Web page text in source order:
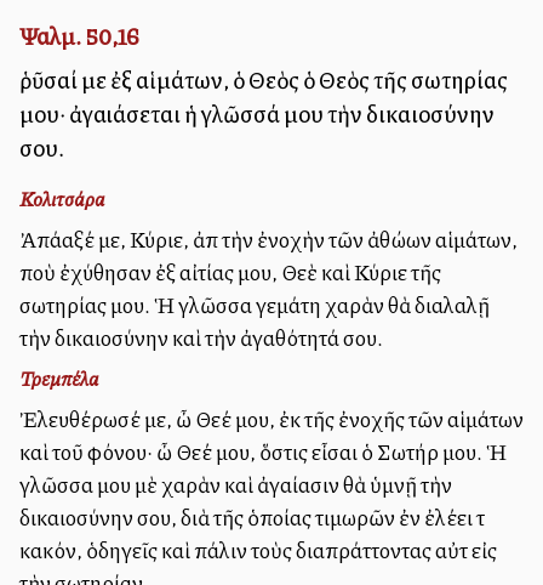
Ψαλμ. 50,16
ῥῦσαί με ἐξ αἱμάτων, ὁ Θεὸς ὁ Θεὸς τῆς σωτηρίας
μου· ἀγαλλιάσεται ἡ γλῶσσά μου τὴν δικαιοσύνην
σου.
Κολιτσάρα
Ἀπάλλαξέ με, Κύριε, ἀπὸ τὴν ἐνοχὴν τῶν ἀθώων αἱμάτων,
ποὺ ἐχύθησαν ἐξ αἰτίας μου, Θεὲ καὶ Κύριε τῆς
σωτηρίας μου. Ἡ γλῶσσα γεμάτη χαρὰν θὰ διαλαλῇ
τὴν δικαιοσύνην καὶ τὴν ἀγαθότητά σου.
Τρεμπέλα
Ἐλευθέρωσέ με, ὦ Θεέ μου, ἐκ τῆς ἐνοχῆς τῶν αἱμάτων
καὶ τοῦ φόνου· ὦ Θεέ μου, ὅστις εἶσαι ὁ Σωτήρ μου. Ἡ
γλῶσσα μου μὲ χαρὰν καὶ ἀγαλλίασιν θὰ ὑμνῇ τὴν
δικαιοσύνην σου, διὰ τῆς ὁποίας τιμωρῶν ἐν ἐλέει τὸ
κακόν, ὁδηγεῖς καὶ πάλιν τοὺς διαπράττοντας αὐτὸ εἰς